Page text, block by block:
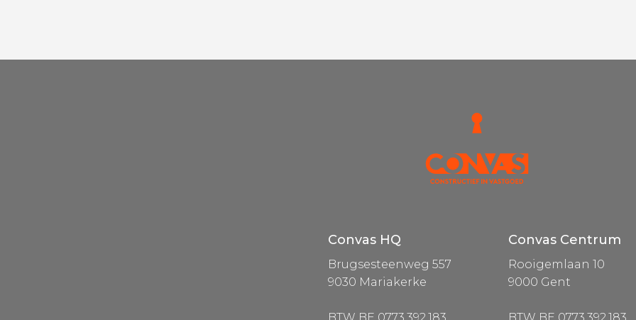
Convas HQ
Brugsesteenweg 557
9030 Mariakerke
Convas Centrum
Rooigemlaan 10
9000 Gent